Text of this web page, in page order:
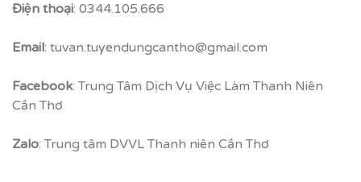
Điện thoại: 0344.105.666
Email: tuvan.tuyendungcantho@gmail.com
Facebook: Trung Tâm Dịch Vụ Việc Làm Thanh Niên
Cần Thơ
Zalo: Trung tâm DVVL Thanh niên Cần Thơ